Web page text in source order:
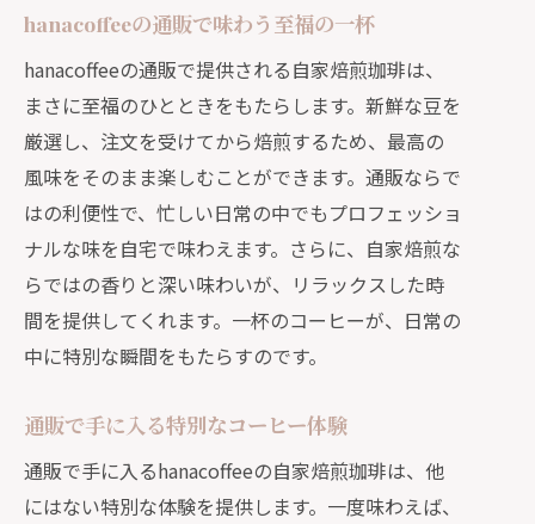
hanacoffeeの通販で味わう至福の一杯
hanacoffeeの通販で提供される自家焙煎珈琲は、
まさに至福のひとときをもたらします。新鮮な豆を
厳選し、注文を受けてから焙煎するため、最高の
風味をそのまま楽しむことができます。通販ならで
はの利便性で、忙しい日常の中でもプロフェッショ
ナルな味を自宅で味わえます。さらに、自家焙煎な
らではの香りと深い味わいが、リラックスした時
間を提供してくれます。一杯のコーヒーが、日常の
中に特別な瞬間をもたらすのです。
通販で手に入る特別なコーヒー体験
通販で手に入るhanacoffeeの自家焙煎珈琲は、他
にはない特別な体験を提供します。一度味わえば、